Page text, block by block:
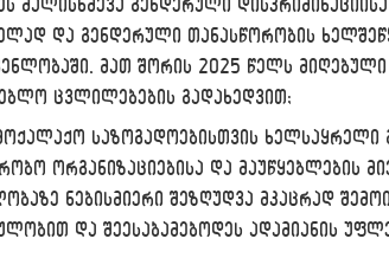
და გენდერული თანასწორობის
მათ შორის 2025 წელს
ცვლილებების გადახედვით;
საზოგადოებისთვის
ორგანიზაციებისა და მაუწყებლების
ნებისმიერი შეზღუდვა მკაცრად
და შეესაბამებოდეს ადამიანის